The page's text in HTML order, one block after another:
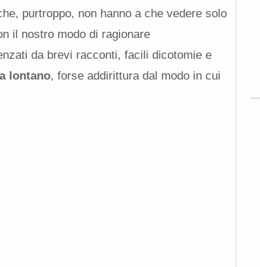
purtroppo, non hanno a che vedere solo
il nostro modo di ragionare
da brevi racconti, facili dicotomie e
lontano, forse addirittura dal modo in cui